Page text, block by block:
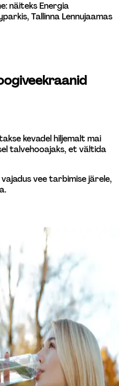
näiteks Energia
Tallinna Lennujaamas
kevadel hiljemalt mai
talvehooajaks, et vältida
vee tarbimise järele,